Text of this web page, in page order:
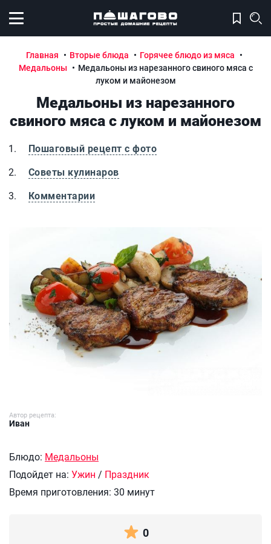
Открыть меню
Главная Вторые блюда
Горячее блюдо из мяса
Медальоны
Медальоны из нарезанного свиного мяса с
луком и майонезом
Медальоны из нарезанного
свиного мяса с луком и майонезом
Пошаговый рецепт с фото
Советы кулинаров
Комментарии
Медальоны из нарезанного свиного мяса с луком и
Автор рецепта:
Иван
Блюдо: Медальоны
Подойдет на: Ужин / Праздник
Время приготовления: 30 минут
0